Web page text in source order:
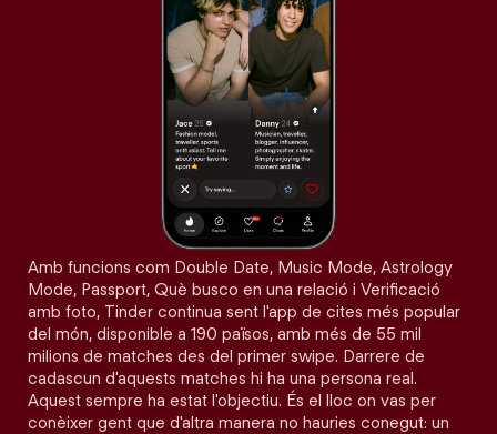
Amb funcions com Double Date, Music Mode, Astrology
Mode, Passport, Què busco en una relació i Verificació
amb foto, Tinder continua sent l'app de cites més popular
del món, disponible a 190 països, amb més de 55 mil
milions de matches des del primer swipe. Darrere de
cadascun d'aquests matches hi ha una persona real.
Aquest sempre ha estat l'objectiu. És el lloc on vas per
conèixer gent que d'altra manera no hauries conegut: un